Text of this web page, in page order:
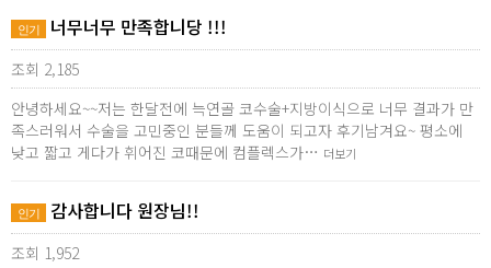
인기 너무너무 만족합니당 !!!
조회 2,185
안녕하세요~~저는 한달전에 늑연골 코수술+지방이식으로 너무 결과가 만
족스러워서 수술을 고민중인 분들께 도움이 되고자 후기남겨요~ 평소에
낮고 짧고 게다가 휘어진 코때문에 컴플렉스가… 더보기
인기 감사합니다 원장님!!
조회 1,952